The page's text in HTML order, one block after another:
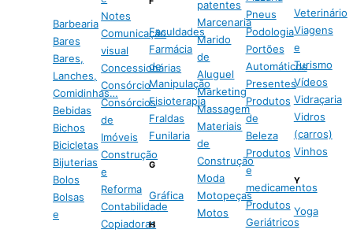
Barbearia
Bares
Bares,
Lanches,
Comidinhas…
Bebidas
Bichos
Bicicletas
Bijuterias
Bolos
Bolsas
e
Notes
Comunicação
visual
Concessionárias
Consórcio
Consórcios
de
Imóveis
Construção
e
Reforma
Contabilidade
Copiadoras
Faculdades
Farmácia
de
Manipulação
Fisioterapia
Fraldas
Funilaria
G
Gráfica
H
patentes
Marcenaria
Marido
de
Aluguel
Marketing
Massagem
Materiais
de
Construção
Moda
Motopeças
Motos
Pneus
Podologia
Portões
Automáticos
Presentes
Produtos
de
Beleza
Produtos
e
medicamentos
Produtos
Geriátricos
Veterinário
Viagens
e
Turismo
Vídeos
Vidraçaria
Vidros
(carros)
Vinhos
Y
Yoga